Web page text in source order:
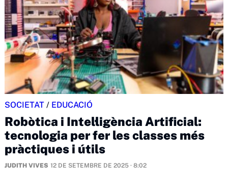
SOCIETAT / EDUCACIÓ
Robòtica i Intel·ligència Artificial:
tecnologia per fer les classes més
pràctiques i útils
JUDITH VIVES 12 DE SETEMBRE DE 2025 · 8:02